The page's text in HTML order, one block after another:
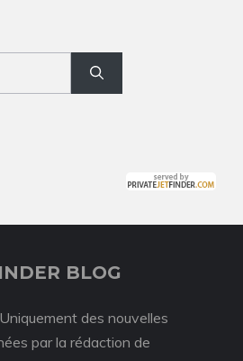
BLOG
des nouvelles
par la rédaction de